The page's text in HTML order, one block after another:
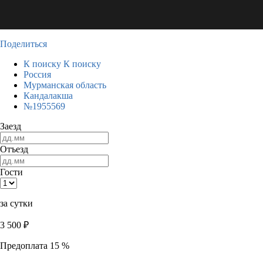
Поделиться
К поиску К поиску
Россия
Мурманская область
Кандалакша
№1955569
Заезд
Отъезд
Гости
за сутки
3 500 ₽
Предоплата 15 %